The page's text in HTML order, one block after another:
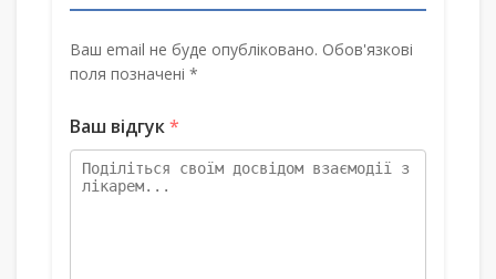
Ваш email не буде опубліковано. Обов'язкові
поля позначені *
Ваш відгук*